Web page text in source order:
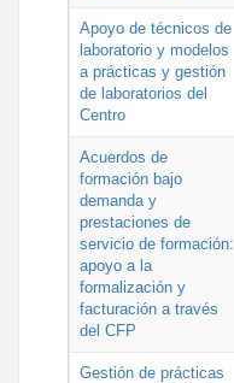
Apoyo de técnicos de
laboratorio y modelos
a prácticas y gestión
de laboratorios del
Centro
Acuerdos de
formación bajo
demanda y
prestaciones de
servicio de formación:
apoyo a la
formalización y
facturación a través
del CFP
Gestión de prácticas